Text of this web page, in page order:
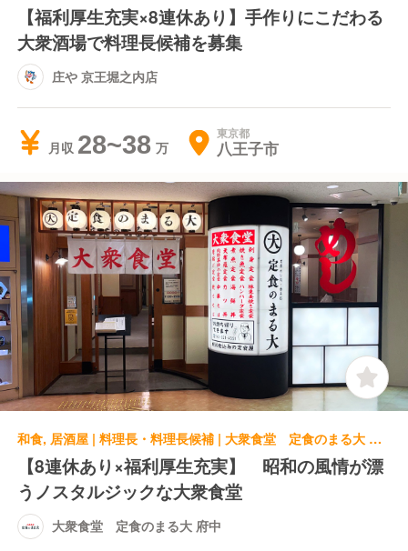
【福利厚生充実×8連休あり】手作りにこだわる
大衆酒場で料理長候補を募集
庄や 京王堀之内店
月収 28~38 東京都
八王子市
和食, 居酒屋 | 料理長・料理長候補 | 大衆食堂 定食のまる大 府中
【8連休あり×福利厚生充実】 昭和の風情が漂
うノスタルジックな大衆食堂
大衆食堂 定食のまる大 府中